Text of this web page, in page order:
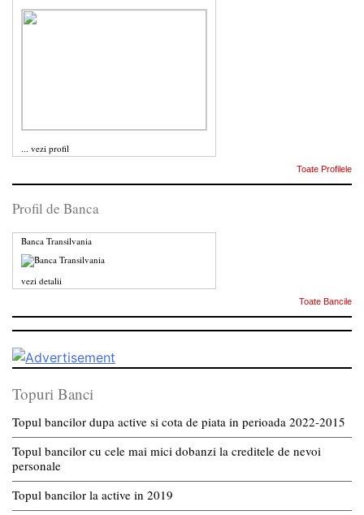
... vezi profil
Toate Profilele
Profil de Banca
Banca Transilvania
vezi detalii
Toate Bancile
Topuri Banci
Topul bancilor dupa active si cota de piata in perioada 2022-2015
Topul bancilor cu cele mai mici dobanzi la creditele de nevoi
personale
Topul bancilor la active in 2019